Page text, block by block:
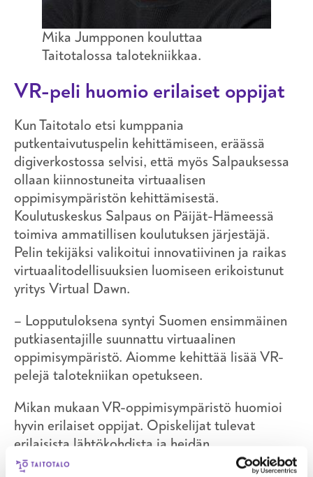
Mika Jumpponen kouluttaa
Taitotalossa talotekniikkaa.
VR-peli huomio erilaiset oppijat
Kun Taitotalo etsi kumppania
putkentaivutuspelin kehittämiseen, eräässä
digiverkostossa selvisi, että myös Salpauksessa
ollaan kiinnostuneita virtuaalisen
oppimisympäristön kehittämisestä.
Koulutuskeskus Salpaus on Päijät-Hämeessä
toimiva ammatillisen koulutuksen järjestäjä.
Pelin tekijäksi valikoitui innovatiivinen ja raikas
virtuaalitodellisuuksien luomiseen erikoistunut
yritys Virtual Dawn.
– Lopputuloksena syntyi Suomen ensimmäinen
putkiasentajille suunnattu virtuaalinen
oppimisympäristö. Aiomme kehittää lisää VR-
pelejä talotekniikan opetukseen.
Mikan mukaan VR-oppimisympäristö huomioi
hyvin erilaiset oppijat. Opiskelijat tulevat
erilaisista lähtökohdista ja heidän
hahmotuskykynsä on erilainen. VR-maailmassa